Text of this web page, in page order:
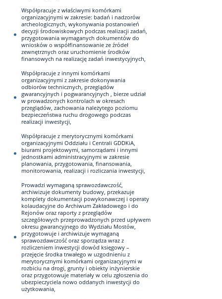
Współpracuje z właściwymi komórkami
organizacyjnymi w zakresie: badań i nadzorów
archeologicznych, wykonywania postanowień
decyzji środowiskowych podczas realizacji zadań,
przygotowania wymaganych dokumentów do
wniosków o współfinansowanie ze źródeł
zewnętrznych oraz uruchomienie środków
finansowych na realizację zadań inwestycyjnych,
Współpracuje z innymi komórkami
organizacyjnymi z zakresie dokonywania
odbiorów technicznych, przeglądów
gwarancyjnych i pogwarancyjnych , bierze udział
w prowadzonych kontrolach w okresach
przeglądów, zachowania należytego poziomu
bezpieczeństwa ruchu drogowego podczas
realizacji inwestycji,
Współpracuje z merytorycznymi komórkami
organizacyjnymi Oddziału i Centrali GDDKiA,
biurami projektowymi, samorządami i innymi
jednostkami administracyjnymi w zakresie
planowania, przygotowania, finansowania,
monitorowania, realizacji i rozliczania inwestycji,
Prowadzi wymaganą sprawozdawczość,
archiwizuje dokumenty budowy, przekazuje
komplety dokumentacji powykonawczej i operaty
kolaudacyjne do Archiwum Zakładowego i do
Rejonów oraz raporty z przeglądów
szczegółowych przeprowadzonych przed upływem
okresu gwarancyjnego do Wydziału Mostów,
przygotowuje i archiwizuje wymaganą
sprawozdawczość oraz sporządza wraz z
rozliczeniem inwestycji dowód księgowy –
przejęcie środka trwałego w uzgodnieniu z
merytorycznymi komórkami organizacyjnymi w
rozbiciu na drogi, grunty i obiekty inżynierskie
oraz przygotowuje materiały w celu zgłoszenia do
ubezpieczyciela nowo oddanych inwestycji do
użytkowania,